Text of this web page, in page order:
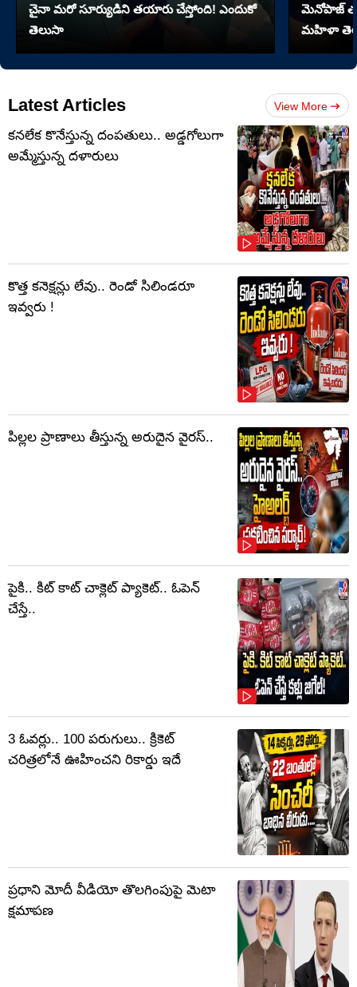
చైనా మరో సూర్యుడిని తయారు చేస్తోంది! ఎందుకో
తెలుసా
మెనోపాజ్
మహిళా
Latest Articles View More
కనలేక కొనేస్తున్న దంపతులు.. అడ్డగోలుగా
అమ్మేస్తున్న దళారులు
కొత్త కనెక్షన్లు లేవు.. రెండో సిలిండరూ
ఇవ్వరు !
పిల్లల ప్రాణాలు తీస్తున్న అరుదైన వైరస్..
పైకి.. కిట్‌ కాట్‌ చాక్లెట్ ప్యాకెట్‌.. ఓపెన్‌
చేస్తే..
3 ఓవర్లు.. 100 పరుగులు.. క్రికెట్
చరిత్రలోనే ఊహించని రికార్డు ఇదే
ప్రధాని మోదీ వీడియో తొలగింపుపై మెటా
క్షమాపణ